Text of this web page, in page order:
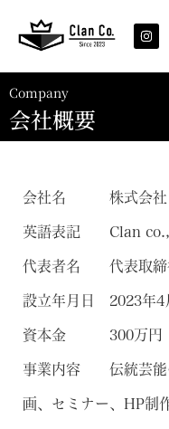
Company
会社概要
会社名 株式会社
英語表記 Clan
代表者名 代表取
設立年月日 2023年4
資本金 300万円
事業内容 伝統芸能
画、セミナー、HP制